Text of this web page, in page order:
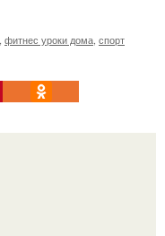
фитнес уроки дома спорт